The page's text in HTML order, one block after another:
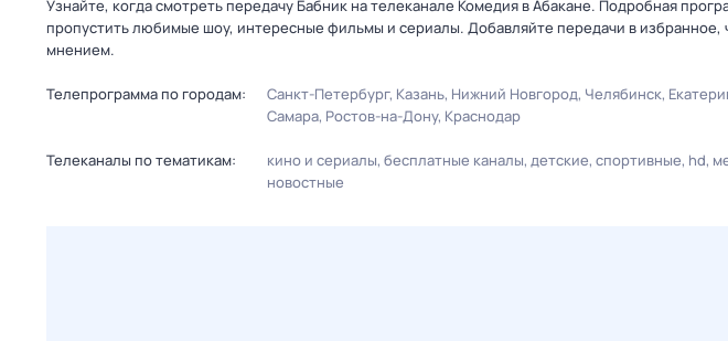
Узнайте, когда смотреть передачу Бабник на телеканале Комедия в Абакане. Подробная
пропустить любимые шоу, интересные фильмы и сериалы. Добавляйте передачи в избранное,
мнением.
Телепрограмма по городам: Санкт-Петербург Казань Нижний Новгород Челябинск
Самара Ростов-на-Дону Краснодар
Телеканалы по тематикам: кино и сериалы бесплатные каналы детские спортивные hd
новостные